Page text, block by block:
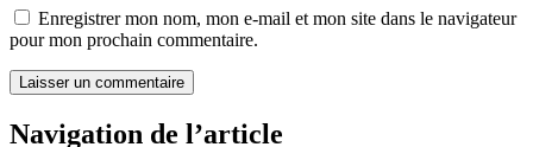
Enregistrer mon nom, mon e-mail et mon site dans le navigateur
pour mon prochain commentaire.
Navigation de l’article